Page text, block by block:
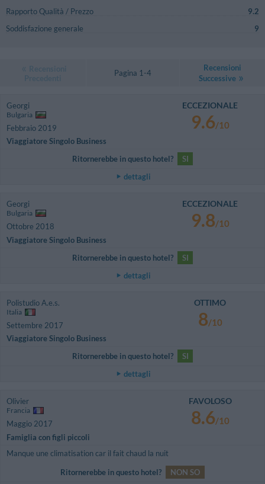
Rapporto Qualità / Prezzo
9.2
Soddisfazione generale
9
Pagina 1-4
Recensioni
Successive
Georgi
Bulgaria
Febbraio 2019
Viaggiatore Singolo Business
ECCEZIONALE
9.6/10
Ritornerebbe in questo hotel?
SI
dettagli
Georgi
Bulgaria
Ottobre 2018
Viaggiatore Singolo Business
ECCEZIONALE
9.8/10
Ritornerebbe in questo hotel?
SI
dettagli
Polistudio A.e.s.
Italia
Settembre 2017
Viaggiatore Singolo Business
OTTIMO
8/10
Ritornerebbe in questo hotel?
SI
dettagli
Olivier
Francia
Maggio 2017
Famiglia con figli piccoli
FAVOLOSO
8.6/10
Manque une climatisation car il fait chaud la nuit
Ritornerebbe in questo hotel?
NON SO